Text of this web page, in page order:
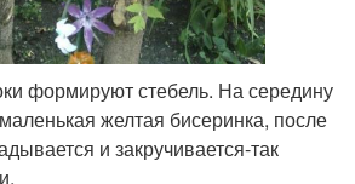
формируют стебель. На середину
желтая бисеринка, после
и закручивается-так